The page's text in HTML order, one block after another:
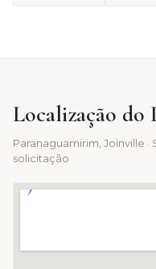
Localização do
Paranaguamirim , Joinville
solicitação